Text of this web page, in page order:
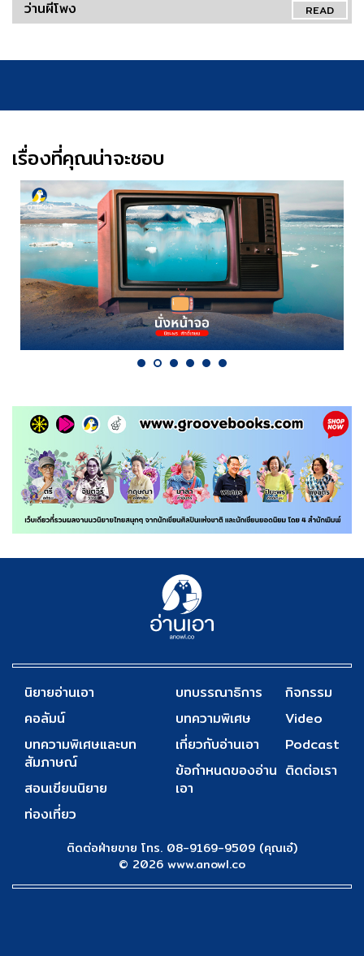
READ
ว่านผีโพง
เรื่องที่คุณน่าจะชอบ
นิยายอ่านเอา
คอลัมน์
บทความพิเศษและบท
สัมภาษณ์
สอนเขียนนิยาย
ท่องเที่ยว
บทบรรณาธิการ
บทความพิเศษ
เกี่ยวกับอ่านเอา
ข้อกำหนดของอ่าน
เอา
กิจกรรม
Video
Podcast
ติดต่อเรา
ติดต่อฝ่ายขาย โทร. 08-9169-9509 (คุณเอ๋)
© 2026 www.anowl.co